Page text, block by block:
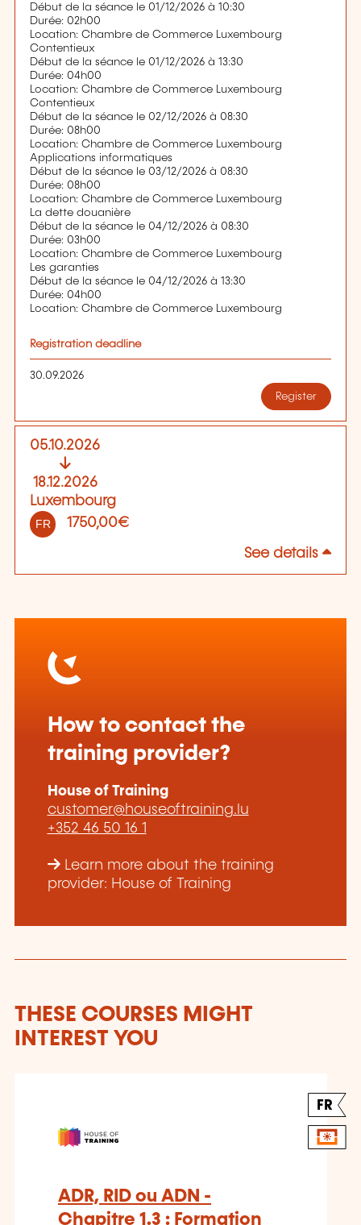
Début de la séance le 01/12/2026 à 10:30
Durée: 02h00
Location: Chambre de Commerce Luxembourg
Contentieux
Début de la séance le 01/12/2026 à 13:30
Durée: 04h00
Location: Chambre de Commerce Luxembourg
Contentieux
Début de la séance le 02/12/2026 à 08:30
Durée: 08h00
Location: Chambre de Commerce Luxembourg
Applications informatiques
Début de la séance le 03/12/2026 à 08:30
Durée: 08h00
Location: Chambre de Commerce Luxembourg
La dette douanière
Début de la séance le 04/12/2026 à 08:30
Durée: 03h00
Location: Chambre de Commerce Luxembourg
Les garanties
Début de la séance le 04/12/2026 à 13:30
Durée: 04h00
Location: Chambre de Commerce Luxembourg
Registration deadline
30.09.2026
Register
05.10.2026
18.12.2026
Luxembourg
FR 1750,00€
See details
How to contact the
training provider?
House of Training
customer@houseoftraining.lu
+352 46 50 16 1
Learn more about the training
provider: House of Training
THESE COURSES MIGHT
INTEREST YOU
FR
ADR, RID ou ADN -
Chapitre 1.3 : Formation